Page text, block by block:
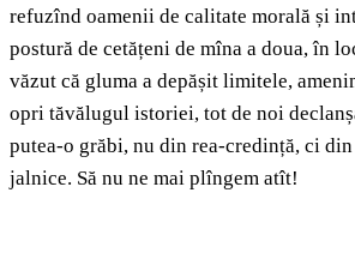
refuzînd oamenii de calitate morală și
postură de cetățeni de mîna a doua, în
văzut că gluma a depășit limitele,
opri tăvălugul istoriei, tot de noi
putea-o grăbi, nu din rea-credință, ci
jalnice. Să nu ne mai plîngem atît!